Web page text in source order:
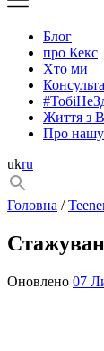
Блог
про Кекс
Хто ми
Життя з
Про нашу
ukru
Головна /
Оновлено 07